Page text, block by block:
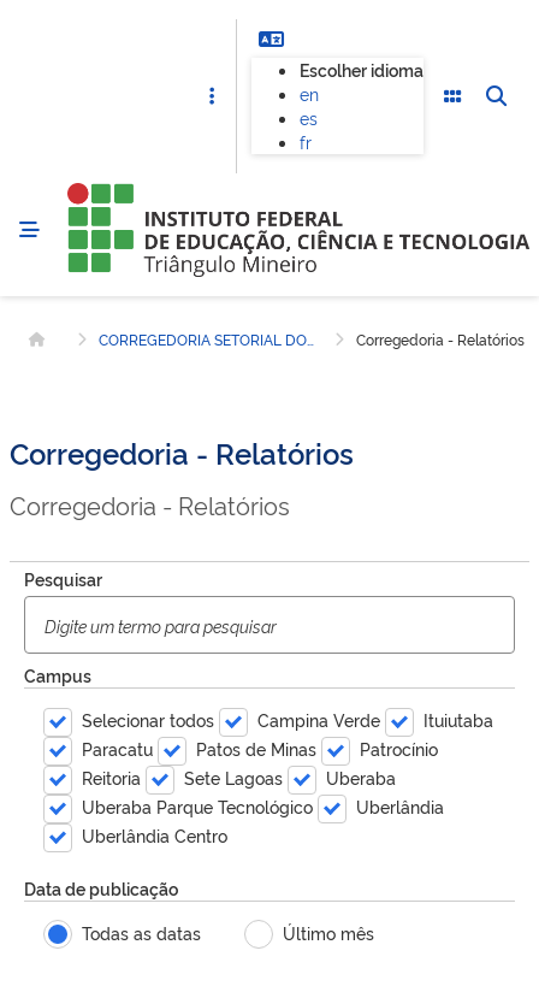
Escolher idioma
en
es
fr
Página inicial Corregedoria - Relatórios
Corregedoria - Relatórios
Corregedoria - Relatórios
Pesquisar
Campus
Selecionar todos
Campina Verde
Ituiutaba
Paracatu
Patos de Minas
Patrocínio
Reitoria
Sete Lagoas
Uberaba
Uberaba Parque Tecnológico
Uberlândia
Uberlândia Centro
Data de publicação
Todas as datas
Último mês